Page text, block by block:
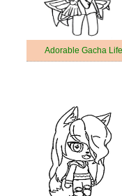
Adorable Gacha Life